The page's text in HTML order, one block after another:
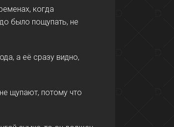
когда
было пощупать, не
а её сразу видно,
щупают, потому что